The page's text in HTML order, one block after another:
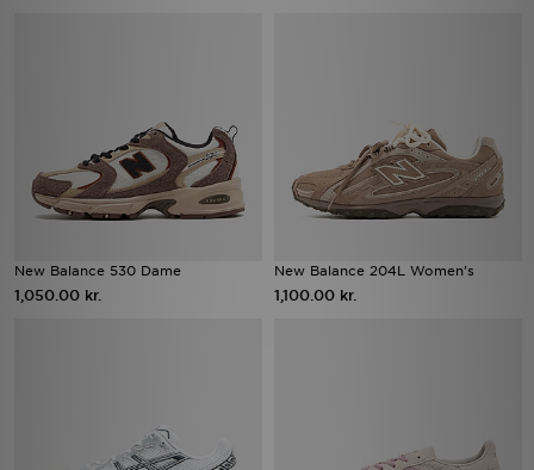
New Balance 530 Dame
1,050.00 kr.
New Balance 204L Women's
1,100.00 kr.